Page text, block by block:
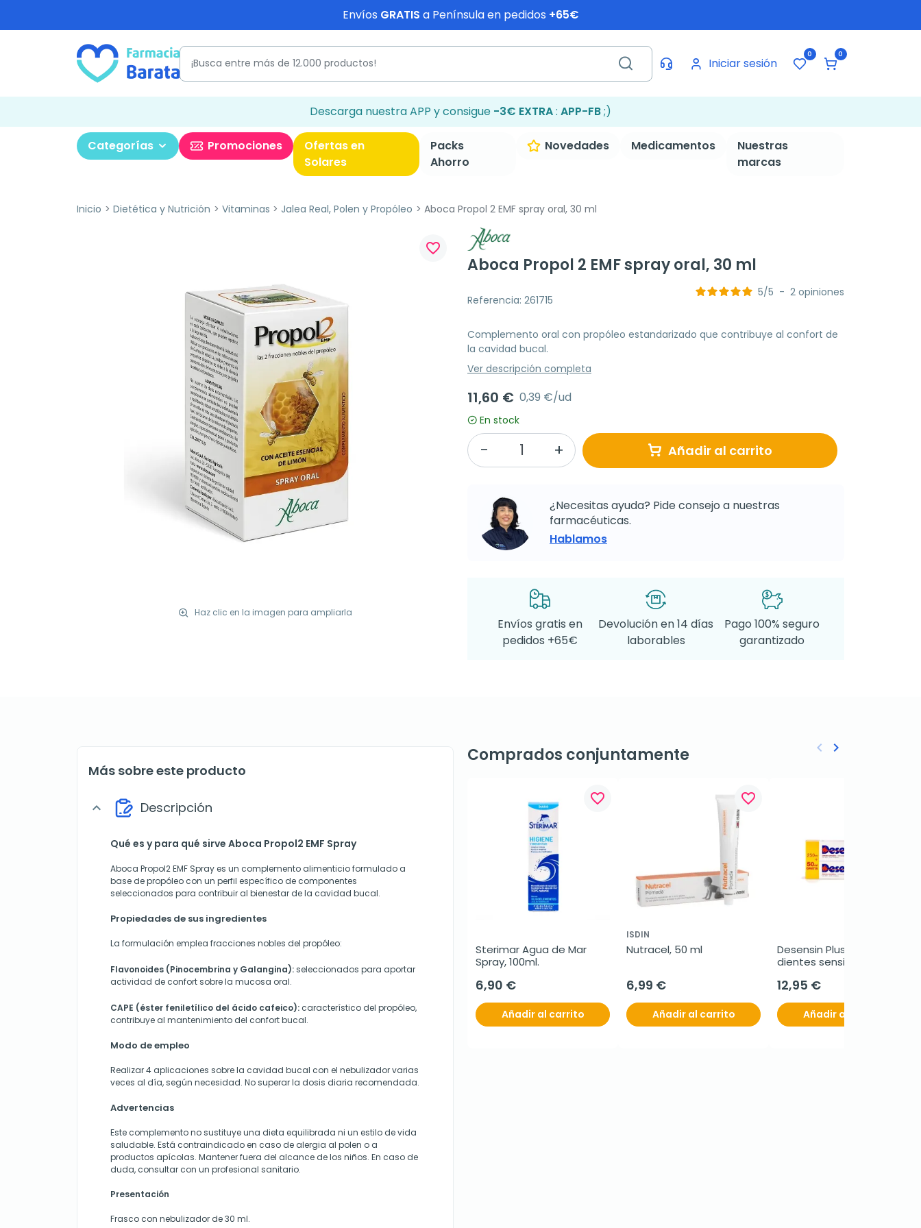
Envíos GRATIS a Península en pedidos +65€
Iniciar sesión
0 0
Descarga nuestra APP y consigue -3€ EXTRA: APP-FB;)
Categorías Promociones
Ofertas en
Solares
Packs
Ahorro
Novedades Medicamentos
Nuestras
marcas
Inicio Dietética y Nutrición Vitaminas Jalea Real, Polen y Propóleo Aboca Propol 2 EMF spray oral, 30 ml
Haz clic en la imagen para ampliarla
favorite_border
Aboca Propol 2 EMF spray oral, 30 ml
Referencia: 261715
5/5 - 2 opiniones
Complemento oral con propóleo estandarizado que contribuye al confort de
la cavidad bucal.
Ver descripción completa
11,60 € 0,39 €/ud
En stock
Añadir al carrito
¿Necesitas ayuda? Pide consejo a nuestras
farmacéuticas.
Hablamos
Envíos gratis en
pedidos +65€
Devolución en 14 días
laborables
Pago 100% seguro
garantizado
Más sobre este producto
expand_more Descripción
Qué es y para qué sirve Aboca Propol2 EMF Spray
Aboca Propol2 EMF Spray es un complemento alimenticio formulado a
base de propóleo con un perfil específico de componentes
seleccionados para contribuir al bienestar de la cavidad bucal.
Propiedades de sus ingredientes
La formulación emplea fracciones nobles del propóleo:
Flavonoides (Pinocembrina y Galangina):seleccionados para aportar
actividad de confort sobre la mucosa oral.
CAPE (éster feniletílico del ácido cafeico): característico del propóleo,
contribuye al mantenimiento del confort bucal.
Modo de empleo
Realizar 4 aplicaciones sobre la cavidad bucal con el nebulizador varias
veces al día, según necesidad. No superar la dosis diaria recomendada.
Advertencias
Este complemento no sustituye una dieta equilibrada ni un estilo de vida
saludable. Está contraindicado en caso de alergia al polen o a
productos apícolas. Mantener fuera del alcance de los niños. En caso de
duda, consultar con un profesional sanitario.
Presentación
Frasco con nebulizador de 30 ml.
Comprados conjuntamente
favorite_border
Sterimar Agua de Mar
Spray, 100ml.
6,90 €
Añadir al carrito
favorite_border
ISDIN
Nutracel, 50 ml
6,99 €
Añadir al carrito
Desensin Plus pasta
dientes sensibles 2x150ml
12,95 €
Añadir al carrito
Anterior
keyboard_arrow_left Siguiente
keyboard_arrow_right